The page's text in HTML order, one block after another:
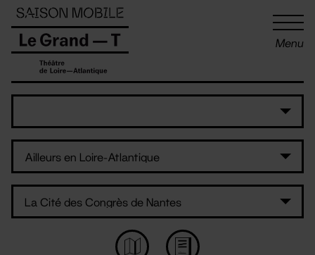
Menu
Panneau de gestion des cookies